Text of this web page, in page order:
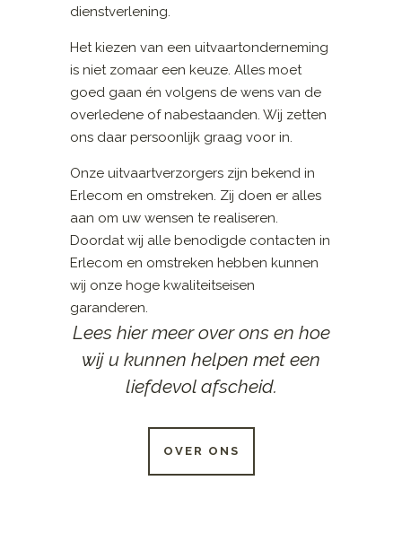
dienstverlening.
Het kiezen van een uitvaartonderneming
is niet zomaar een keuze. Alles moet
goed gaan én volgens de wens van de
overledene of nabestaanden. Wij zetten
ons daar persoonlijk graag voor in.
Onze uitvaartverzorgers zijn bekend in
Erlecom en omstreken. Zij doen er alles
aan om uw wensen te realiseren.
Doordat wij alle benodigde contacten in
Erlecom en omstreken hebben kunnen
wij onze hoge kwaliteitseisen
garanderen.
Lees hier meer over ons en hoe
wij u kunnen helpen met een
liefdevol afscheid.
OVER ONS